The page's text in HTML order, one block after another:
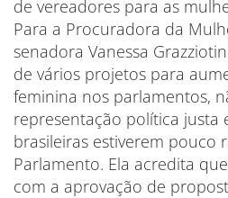
de vereadores para as
Para a Procuradora da
senadora Vanessa
de vários projetos para
feminina nos parlamentos,
representação política justa
brasileiras estiverem pouco
Parlamento. Ela acredita
com a aprovação de